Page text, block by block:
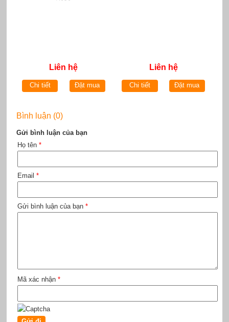
Liên hệ
Chi tiết Đặt mua
Liên hệ
Chi tiết Đặt mua
Bình luận (0)
Gửi bình luận của bạn
Họ tên *
Email *
Gửi bình luận của bạn *
Mã xác nhận *